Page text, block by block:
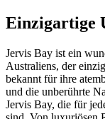
Einzigartige
Jervis Bay ist ein
Australiens, der
bekannt für ihre
und die unberührte
Jervis Bay, die für